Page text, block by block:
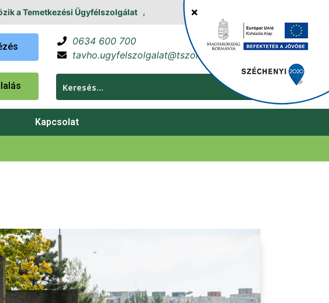
Ügyfélszolgálat Erőműves leállás augusztus 11. és 12. között
0634 600 700
tavho.ugyfelszolgalat@tszol.hu
Kapcsolat